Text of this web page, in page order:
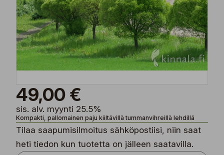
49,00 €
sis. alv. myynti 25.5%
Kompakti, pallomainen paju kiiltävillä tummanvihreillä lehdillä
Tilaa saapumisilmoitus sähköpostiisi, niin saat
heti tiedon kun tuotetta on jälleen saatavilla.